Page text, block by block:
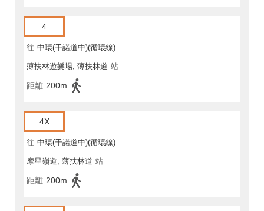
4
往 中環(干諾道中)(循環線)
薄扶林遊樂場, 薄扶林道 站
距離 200m
4X
往 中環(干諾道中)(循環線)
摩星嶺道, 薄扶林道 站
距離 200m